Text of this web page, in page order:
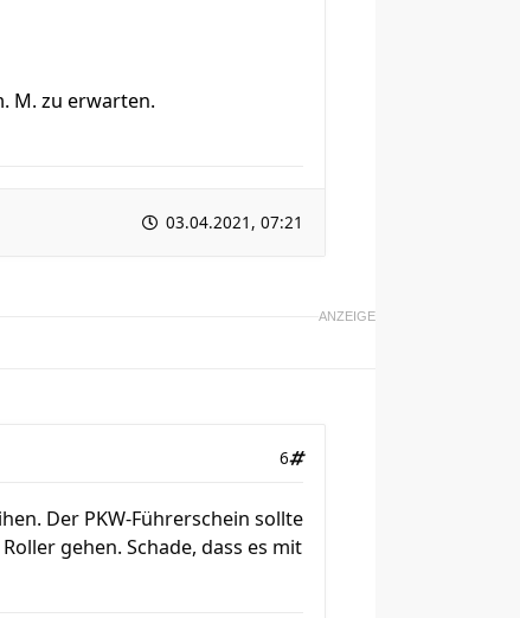
M. zu erwarten.
03.04.2021, 07:21
ANZEIGE
6
Der PKW-Führerschein sollte
gehen. Schade, dass es mit